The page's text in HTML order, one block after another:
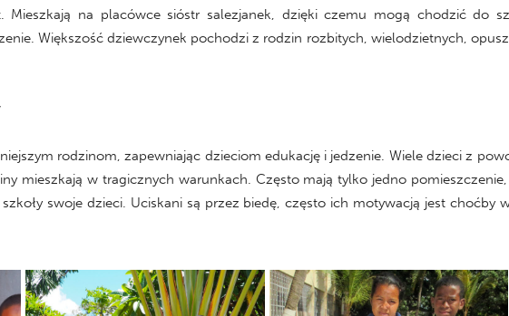
na placówce sióstr salezjanek, dzięki czemu mogą chodzić do
Większość dziewczynek pochodzi z rodzin rozbitych, wielodzietnych,
rodzinom, zapewniając dzieciom edukację i jedzenie. Wiele dzieci z
mieszkają w tragicznych warunkach. Często mają tylko jedno
swoje dzieci. Uciskani są przez biedę, często ich motywacją jest choćby